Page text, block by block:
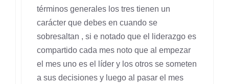
términos generales los tres tienen un
carácter que debes en cuando se
sobresaltan , si e notado que el liderazgo es
compartido cada mes noto que al empezar
el mes uno es el líder y los otros se someten
a sus decisiones y luego al pasar el mes